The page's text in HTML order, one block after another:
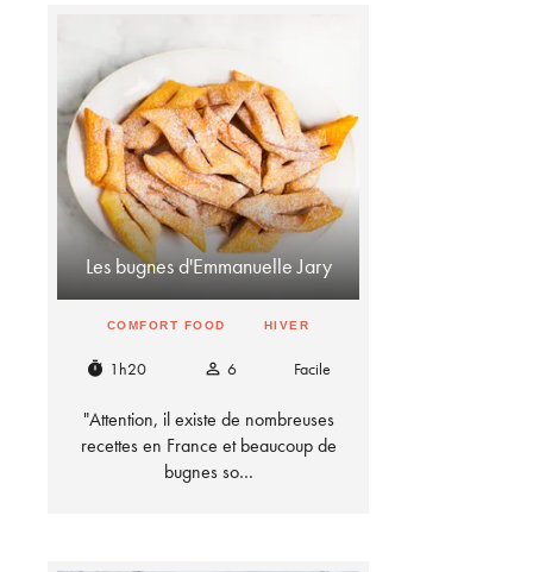
Les bugnes d'Emmanuelle Jary
COMFORT FOOD HIVER
timer 1h20 person_outline 6 Facile
"Attention, il existe de nombreuses
recettes en France et beaucoup de
bugnes so…